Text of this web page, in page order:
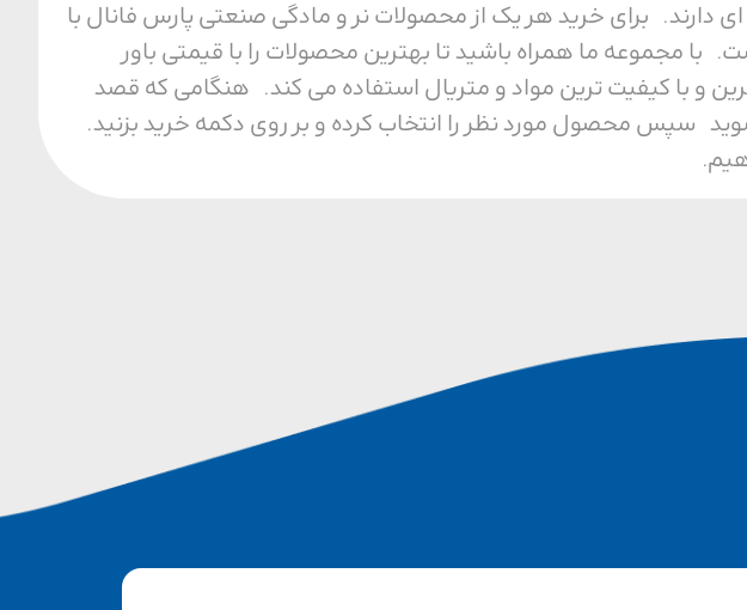
دارند. برای خرید هر یک از محصولات نر و مادگی صنعتی پارس فانال با
آمپر در نظر گرفته شده است. با مجموعه ما همراه باشید تا بهترین محصولات را با قیمتی باور
و با کیفیت ترین مواد و متریال استفاده می کند. هنگامی که قصد
سپس محصول مورد نظر را انتخاب کرده و بر روی دکمه خرید بزنید.